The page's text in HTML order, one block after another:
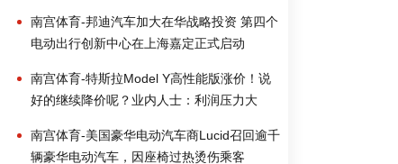
南宫体育-邦迪汽车加大在华战略投资 第四个
电动出行创新中心在上海嘉定正式启动
南宫体育-特斯拉Model Y高性能版涨价！说
好的继续降价呢？业内人士：利润压力大
南宫体育-美国豪华电动汽车商Lucid召回逾千
辆豪华电动汽车，因座椅过热烫伤乘客